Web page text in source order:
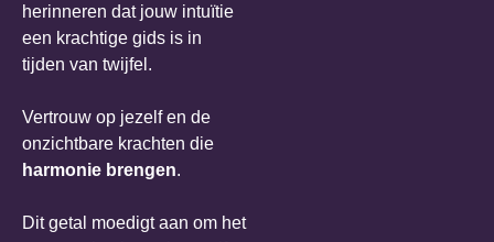
herinneren dat jouw intuïtie
een krachtige gids is in
tijden van twijfel.
Vertrouw op jezelf en de
onzichtbare krachten die
harmonie brengen.
Dit getal moedigt aan om het